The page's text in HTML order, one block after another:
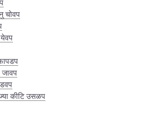
चोवप
जावप
कीटि उसळप